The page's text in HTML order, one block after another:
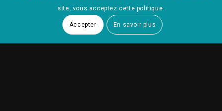
site, vous acceptez cette politique.
Accepter En savoir plus